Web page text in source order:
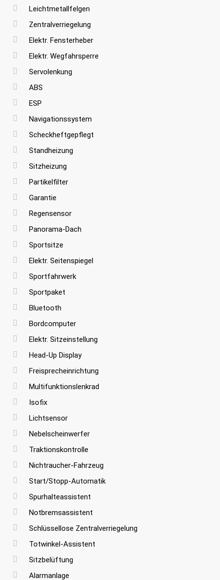
Leichtmetallfelgen
Zentralverriegelung
Elektr. Fensterheber
Elektr. Wegfahrsperre
Servolenkung
ABS
ESP
Navigationssystem
Scheckheftgepflegt
Standheizung
Sitzheizung
Partikelfilter
Garantie
Regensensor
Panorama-Dach
Sportsitze
Elektr. Seitenspiegel
Sportfahrwerk
Sportpaket
Bluetooth
Bordcomputer
Elektr. Sitzeinstellung
Head-Up Display
Freisprecheinrichtung
Multifunktionslenkrad
Isofix
Lichtsensor
Nebelscheinwerfer
Traktionskontrolle
Nichtraucher-Fahrzeug
Start/Stopp-Automatik
Spurhalteassistent
Notbremsassistent
Schlüssellose Zentralverriegelung
Totwinkel-Assistent
Sitzbelüftung
Alarmanlage